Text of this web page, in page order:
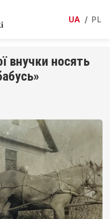
UA / PL
внучки носять